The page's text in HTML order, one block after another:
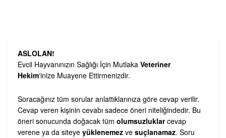
ASLOLAN!
Evcil Hayvanınızın Sağlığı İçin Mutlaka Veteriner
Hekim‘inize Muayene Ettirmenizdir.
Soracağınız tüm sorular anlattıklarınıza göre cevap verilir.
Cevap veren kişinin cevabı sadece öneri niteliğindedir. Bu
öneri sonucunda doğacak tüm olumsuzluklarcevap
verene ya da siteye yüklenemez ve suçlanamaz. Soru